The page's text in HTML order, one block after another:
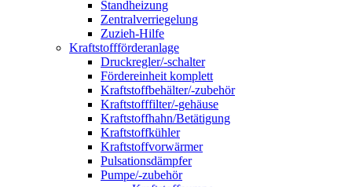
Standheizung
Zentralverriegelung
Zuzieh-Hilfe
Kraftstoffförderanlage
Druckregler/-schalter
Fördereinheit komplett
Kraftstoffbehälter/-zubehör
Kraftstofffilter/-gehäuse
Kraftstoffhahn/Betätigung
Kraftstoffkühler
Kraftstoffvorwärmer
Pulsationsdämpfer
Pumpe/-zubehör